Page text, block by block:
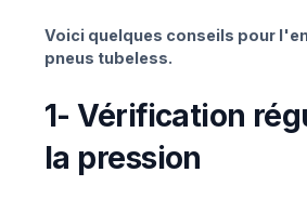
Voici quelques conseils pour
pneus tubeless.
1- Vérification
la pression